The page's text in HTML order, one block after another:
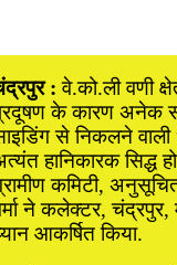
:वे.को.ली वणी
के कारण अनेक
से निकलने
हानिकारक सिद्ध
कमिटी,
ने कलेक्टर, चंद्रपुर,
आकर्षित किया.